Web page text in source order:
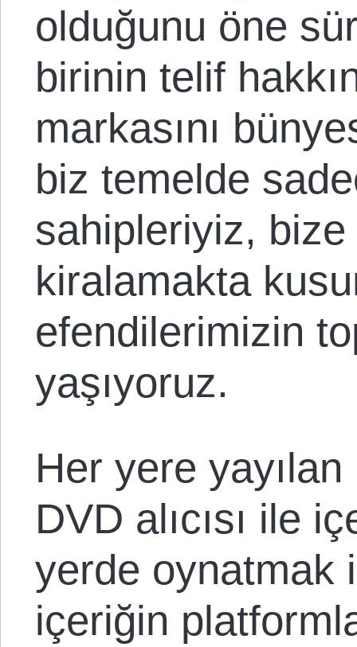
olduğunu öne
birinin telif
markasını
biz temelde
sahipleriyiz,
kiralamakta
efendilerimizin
yaşıyoruz.
Her yere
DVD alıcısı ile
yerde oynatmak
içeriğin